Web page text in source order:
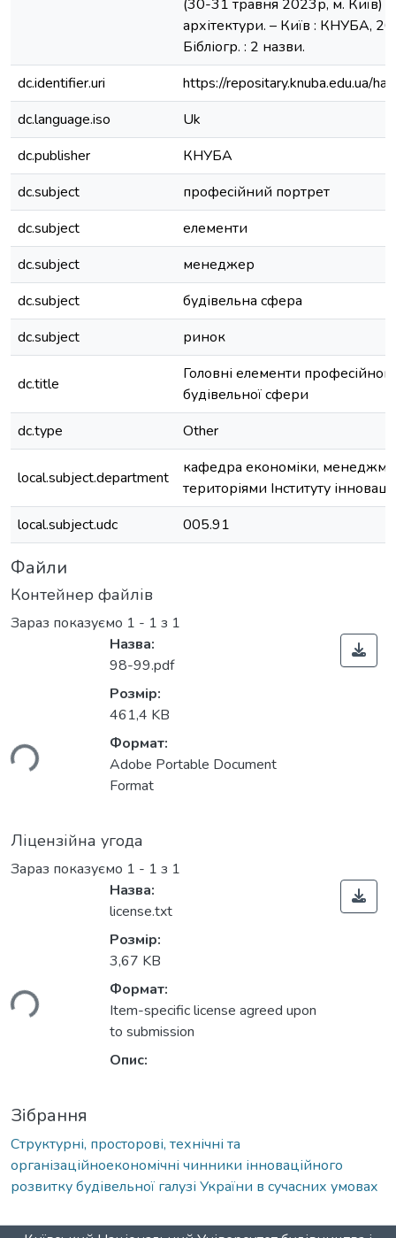
(30-31 травня 2023р, м. Київ) /
архітектури. – Київ : КНУБА,
Бібліогр. : 2 назви.
dc.identifier.uri
https://repositary.knuba.edu.ua/
dc.language.iso
Uk
dc.publisher
КНУБА
dc.subject
професійний портрет
dc.subject
елементи
dc.subject
менеджер
dc.subject
будівельна сфера
dc.subject
ринок
dc.title
Головні елементи
будівельної сфери
dc.type
Other
local.subject.department
кафедра економіки,
територіями Інституту
local.subject.udc
005.91
Файли
Контейнер файлів
Зараз показуємо 1 - 1 з 1
Назва:
98-99.pdf
Розмір:
461,4 KB
Формат:
Adobe Portable Document
Format
Ліцензійна угода
Зараз показуємо 1 - 1 з 1
Назва:
license.txt
Розмір:
3,67 KB
Формат:
Item-specific license agreed upon
to submission
Опис:
Зібрання
Структурні, просторові, технічні та
організаційноекономічні чинники інноваційного
розвитку будівельної галузі України в сучасних умовах